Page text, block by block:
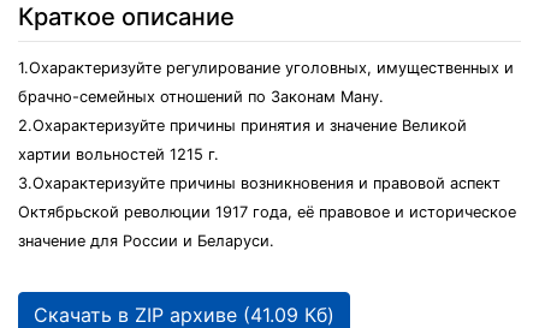
Краткое описание
1.Охарактеризуйте регулирование уголовных, имущественных и
брачно-семейных отношений по Законам Ману.
2.Охарактеризуйте причины принятия и значение Великой
хартии вольностей 1215 г.
3.Охарактеризуйте причины возникновения и правовой аспект
Октябрьской революции 1917 года, её правовое и историческое
значение для России и Беларуси.
Скачать в ZIP архиве (41.09 Кб)